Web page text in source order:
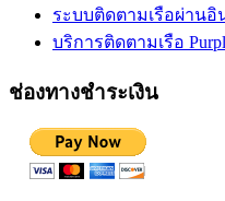
ระบบติดตามเรือผ่านอิ
บริการติดตามเรือ
ช่องทางชำระเงิน